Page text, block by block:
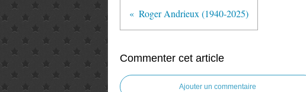
Roger Andrieux (1940-2025)
Commenter cet article
Ajouter un commentaire